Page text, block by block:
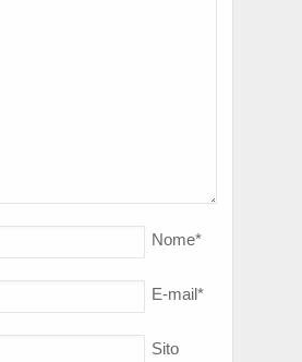
Nome*
E-mail*
Sito